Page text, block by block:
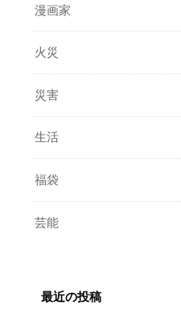
漫画家
火災
災害
生活
福袋
芸能
最近の投稿